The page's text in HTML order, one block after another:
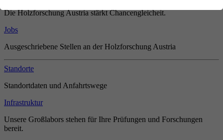
Die Holzforschung Austria stärkt Chancengleicheit.
Jobs
Ausgeschriebene Stellen an der Holzforschung Austria
Standorte
Standortdaten und Anfahrtswege
Infrastruktur
Unsere Großlabors stehen für Ihre Prüfungen und Forschungen
bereit.